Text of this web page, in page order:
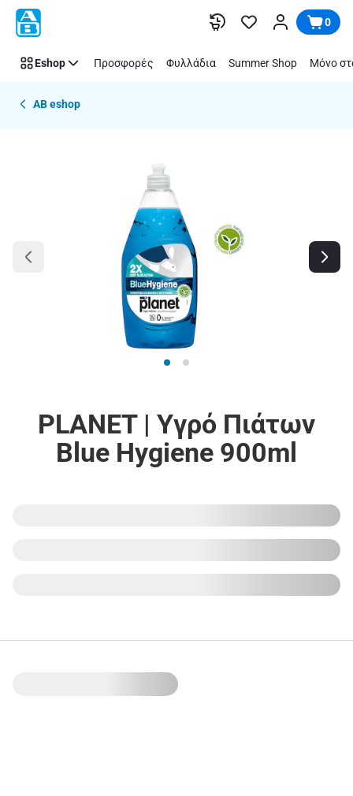
Παράλειψη 0
Eshop Προσφορές Φυλλάδια Summer Shop Μόνο
AB eshop
PLANET | Υγρό Πιάτων
Blue Hygiene 900ml